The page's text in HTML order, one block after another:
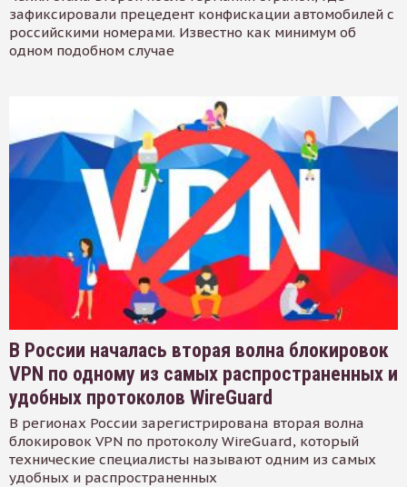
зафиксировали прецедент конфискации автомобилей с
российскими номерами. Известно как минимум об
одном подобном случае
В России началась вторая волна блокировок
VPN по одному из самых распространенных и
удобных протоколов WireGuard
В регионах России зарегистрирована вторая волна
блокировок VPN по протоколу WireGuard, который
технические специалисты называют одним из самых
удобных и распространенных